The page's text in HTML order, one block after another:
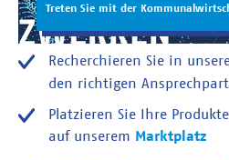
Treten Sie mit der
Recherchieren Sie in
den richtigen
Platzieren Sie Ihre
auf unserem Marktplatz